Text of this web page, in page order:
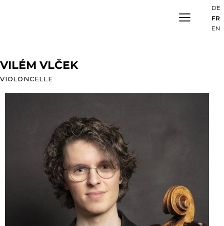
DE
FR
EN
VILÉM VLČEK
VIOLONCELLE